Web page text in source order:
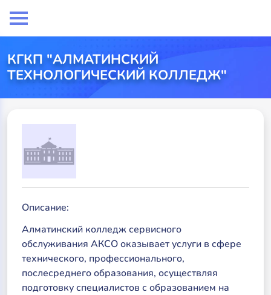
КГКП "АЛМАТИНСКИЙ
ТЕХНОЛОГИЧЕСКИЙ КОЛЛЕДЖ"
Описание:
Алматинский колледж сервисного
обслуживания АКСО оказывает услуги в сфере
технического, профессионального,
послесреднего образования, осуществляя
подготовку специалистов с образованием на